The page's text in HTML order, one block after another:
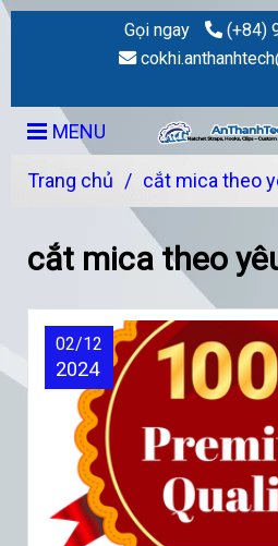
Gọi ngay
(+84)
MENU
Trang chủ / cắt mica theo
cắt mica theo
02/12
2024